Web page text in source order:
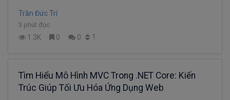
Trần Đức Trí
3 phút đọc
1.3K 0 0 1
Tìm Hiểu Mô Hình MVC Trong .NET Core: Kiến
Trúc Giúp Tối Ưu Hóa Ứng Dụng Web